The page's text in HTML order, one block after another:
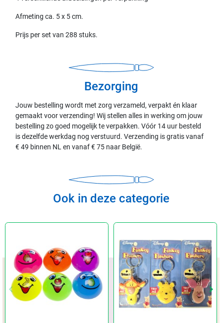
Afmeting ca. 5 x 5 cm.
Prijs per set van 288 stuks.
Bezorging
Jouw bestelling wordt met zorg verzameld, verpakt én klaar
gemaakt voor verzending! Wij stellen alles in werking om jouw
bestelling zo goed mogelijk te verpakken. Vóór 14 uur besteld
is dezelfde werkdag nog verstuurd. Verzending is gratis vanaf
€ 49 binnen NL en vanaf € 75 naar België.
Ook in deze categorie
Vorige
keyboard_arrow_left keyboard_arrow_right